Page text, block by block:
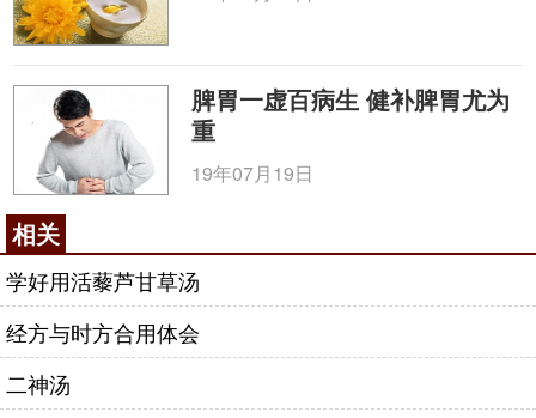
脾胃一虚百病生 健补脾胃尤为
重
19年07月19日
相关
学好用活藜芦甘草汤
经方与时方合用体会
二神汤